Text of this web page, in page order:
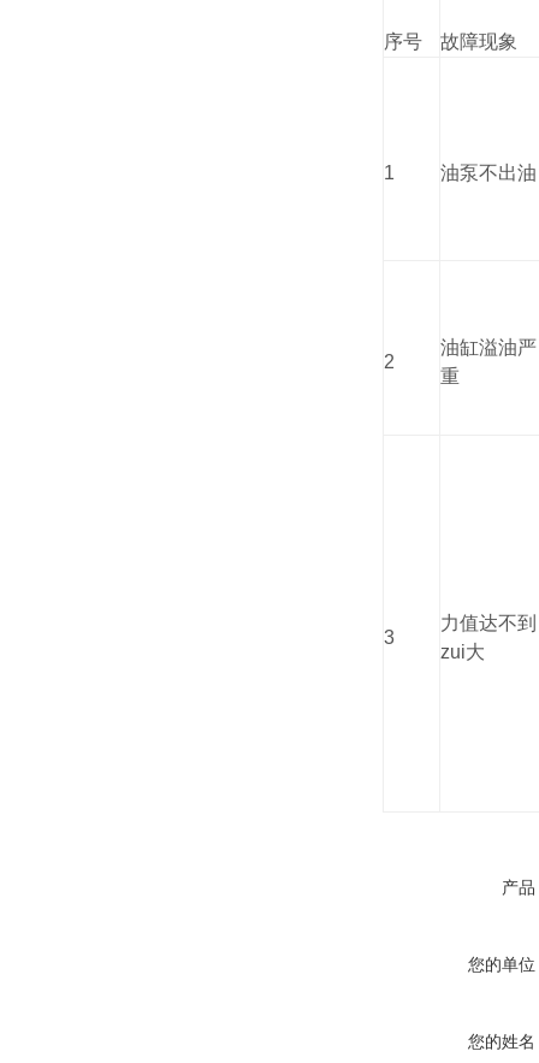
序号 故障现象
1 油泵不出油
2
油缸溢油严
重
3
力值达不到
zui大
产品
您的单位
您的姓名